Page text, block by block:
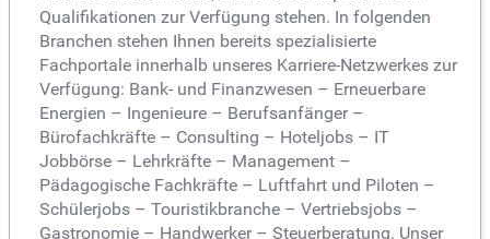
Qualifikationen zur Verfügung stehen. In folgenden
Branchen stehen Ihnen bereits spezialisierte
Fachportale innerhalb unseres Karriere-Netzwerkes zur
Verfügung: Bank- und Finanzwesen – Erneuerbare
Energien – Ingenieure – Berufsanfänger –
Bürofachkräfte – Consulting – Hoteljobs – IT
Jobbörse – Lehrkräfte – Management –
Pädagogische Fachkräfte – Luftfahrt und Piloten –
Schülerjobs – Touristikbranche – Vertriebsjobs –
Gastronomie – Handwerker – Steuerberatung. Unser